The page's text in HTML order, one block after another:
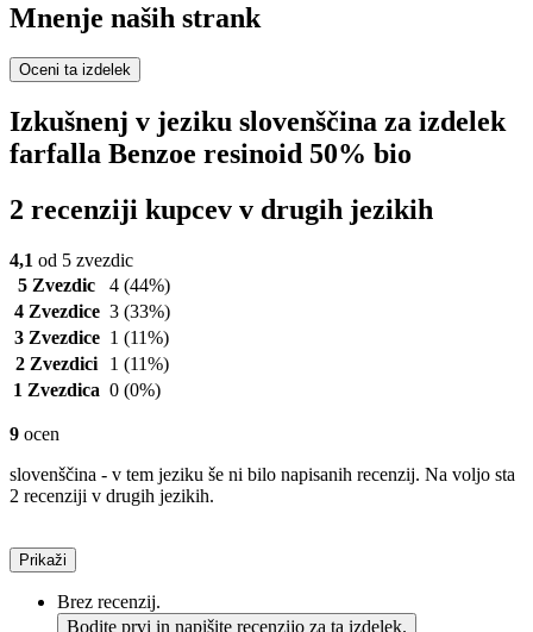
Mnenje naših strank
Oceni ta izdelek
Izkušnenj v jeziku slovenščina za izdelek
farfalla Benzoe resinoid 50% bio
2 recenziji kupcev v drugih jezikih
4,1 od 5 zvezdic
5 Zvezdic
4 (44%)
4 Zvezdice 3 (33%)
3 Zvezdice 1 (11%)
2 Zvezdici
1 (11%)
1 Zvezdica 0 (0%)
9 ocen
slovenščina - v tem jeziku še ni bilo napisanih recenzij. Na voljo sta
2 recenziji v drugih jezikih.
Prikaži
Brez recenzij.
Bodite prvi in napišite recenzijo za ta izdelek.